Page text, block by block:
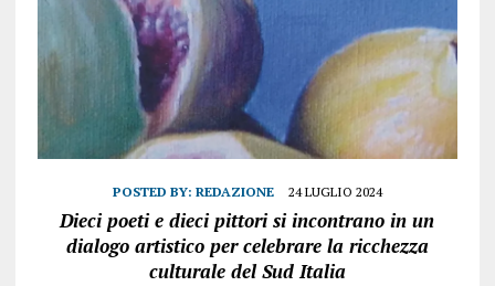
POSTED BY: REDAZIONE 24 LUGLIO 2024
Dieci poeti e dieci pittori si incontrano in un
dialogo artistico per celebrare la ricchezza
culturale del Sud Italia